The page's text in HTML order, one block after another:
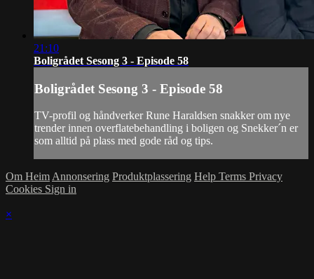
21:10
Boligrådet Sesong 3 - Episode 58
Boligrådet Sesong 3 - Episode 58
TV-profil og håndverker Rune Haraldsen snakker om nye
trender innen overflatebehandling i boligen og Snekker´n er
som alltid på plass med gode råd og tips.
Om Heim Annonsering Produktplassering Help Terms Privacy
Cookies Sign in
×